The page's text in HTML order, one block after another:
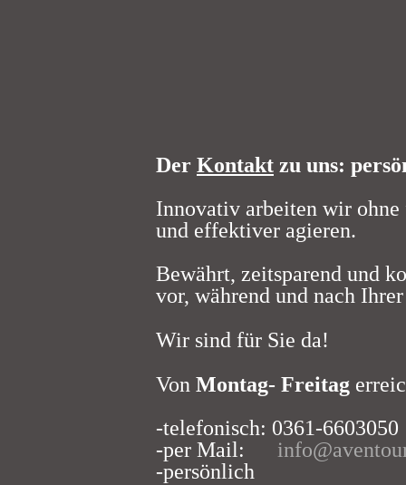
Der Kontakt zu uns:
Innovativ arbeiten wir
und effektiver agieren.
Bewährt, zeitsparend und
vor, während und nach
Wir sind für Sie da!
Von Montag- Freitag
-telefonisch: 0361-6603050
-per Mail:
-persönlich